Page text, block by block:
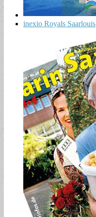
inexio Royals Saarlouis